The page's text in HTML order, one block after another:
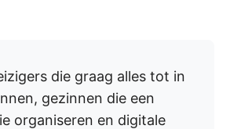
die graag alles tot in
gezinnen die een
organiseren en digitale